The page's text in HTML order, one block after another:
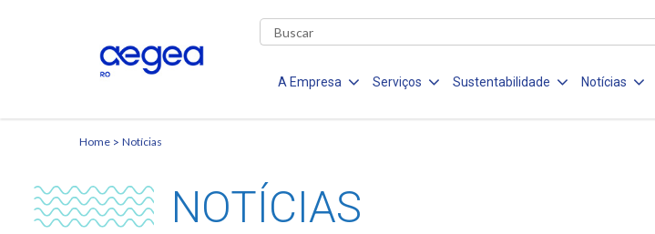
A Empresa Serviços Sustentabilidade Notícias
Home Notícias
NOTÍCIAS